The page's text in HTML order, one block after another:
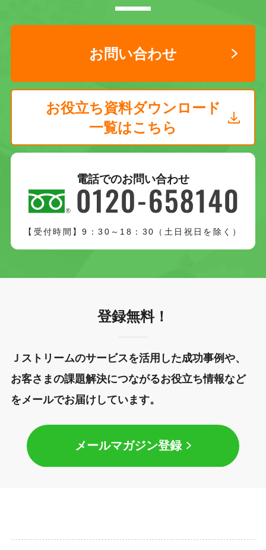
お問い合わせ
お役立ち資料ダウンロード
一覧はこちら
電話でのお問い合わせ
【受付時間】9：30～18：30（土日祝日を除く）
登録無料！
Ｊストリームのサービスを活用した成功事例や、
お客さまの課題解決につながるお役立ち情報など
をメールでお届けしています。
メールマガジン登録